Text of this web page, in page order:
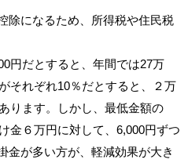
除になるため、所得税や住民税
円だとすると、年間では27万
それぞれ10％だとすると、２万
ります。しかし、最低金額の
金６万円に対して、6,000円ずつ
金が多い方が、軽減効果が大き